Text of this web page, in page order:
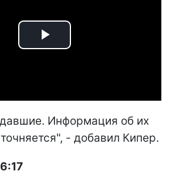
Play
Информация об их
- добавил Кипер.